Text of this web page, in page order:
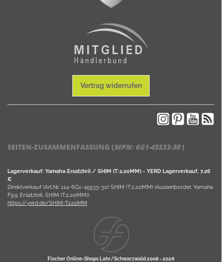
Vertrag widerrufen
SEITEN-ZUSAMMENFASSUNG (MPN: 6G1-45533-30)
Lagerverkauf: Yamaha Ersatzteil / SHIM (T:2.20MM) - YERD Lagerverkauf, 7,26
€
Direktverkauf (Art.Nr. 114-6G1-45533-30) SHIM (T:2.20MM) (Aussenborder, Yamaha
F9.9, Ersatzteil, SHIM (T:2.20MM)).
https://yerd.de/SHIM-T220MM
Fischer Online-Shops Lahr/Schwarzwald 2008 -2026